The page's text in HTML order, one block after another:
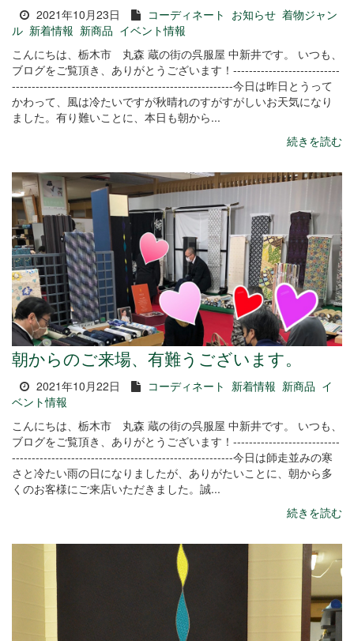
2021年10月23日 コーディネート お知らせ 着物ジャン
ル 新着情報 新商品 イベント情報
こんにちは、栃木市 丸森 蔵の街の呉服屋 中新井です。 いつも、
ブログをご覧頂き、ありがとうございます！---------------------------
--------------------------------------------------------今日は昨日とうって
かわって、風は冷たいですが秋晴れのすがすがしいお天気になり
ました。有り難いことに、本日も朝から...
続きを読む
朝からのご来場、有難うございます。
2021年10月22日 コーディネート 新着情報 新商品 イ
ベント情報
こんにちは、栃木市 丸森 蔵の街の呉服屋 中新井です。 いつも、
ブログをご覧頂き、ありがとうございます！---------------------------
--------------------------------------------------------今日は師走並みの寒
さと冷たい雨の日になりましたが、ありがたいことに、朝から多
くのお客様にご来店いただきました。誠...
続きを読む